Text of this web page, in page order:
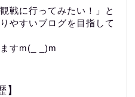
戦に行ってみたい！」と
やすいブログを目指して
すm(_ _)m
】